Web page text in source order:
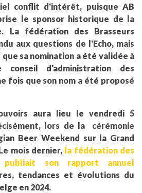
conflit d'intérêt, puisque AB
le sponsor historique de la
La fédération des Brasseurs
aux questions de l'Echo, mais
que sa nomination a été validée à
conseil d'administration des
fois que son nom a été proposé
aura lieu le vendredi 5
lors de la cérémonie
Beer Weekend sur la Grand
mois dernier, la fédération des
publiait son rapport annuel
tendances et évolutions du
en 2024.